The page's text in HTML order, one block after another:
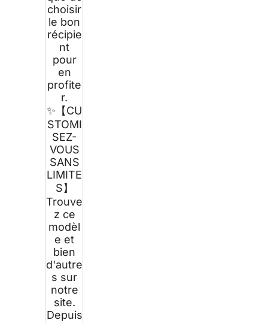
choisir
le bon
récipie
nt
pour
en
profite
r.
✨【CU
STOMI
SEZ-
VOUS
SANS
LIMITE
S】
Trouve
z ce
modèl
e et
bien
d'autre
s sur
notre
site.
Depuis